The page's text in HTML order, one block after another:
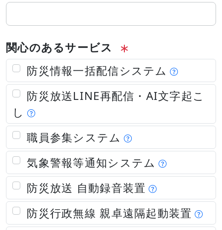
関心のあるサービス
防災情報一括配信システム
防災放送LINE再配信・AI文字起こ
し
職員参集システム
気象警報等通知システム
防災放送 自動録音装置
防災行政無線 親卓遠隔起動装置